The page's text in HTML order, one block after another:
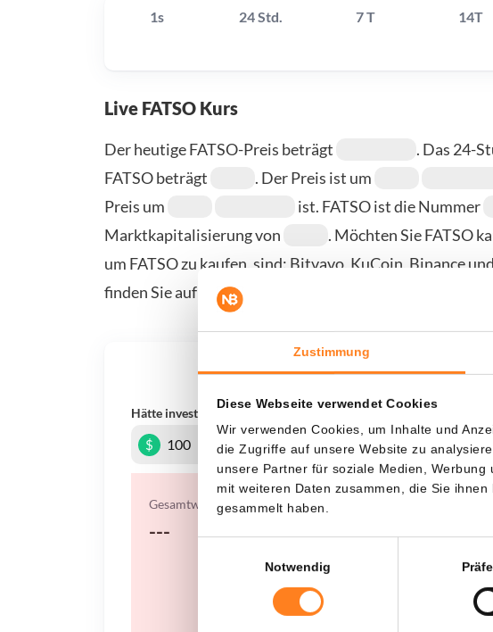
Zustimmung
Diese Webseite verwendet Cookies
Wir verwenden Cookies, um Inhalte und
die Zugriffe auf unsere Website zu
unsere Partner für soziale Medien,
mit weiteren Daten zusammen, die Sie
gesammelt haben.
Notwendig
1s 24 Std. 7 T 14T
Live FATSO Kurs
Der heutige FATSO-Preis beträgt
. Das 24-
FATSO beträgt
. Der Preis ist um
Preis um
ist. FATSO ist die Nummer
Marktkapitalisierung von
. Möchten Sie FATSO
um FATSO zu kaufen, sind: Bitvavo, KuCoin, Binance
finden Sie auf unserer Kauf-/Verkaufsseite.
Was, wenn ich...?
Hätte investiert In Jede
$
Gesamtwert
---